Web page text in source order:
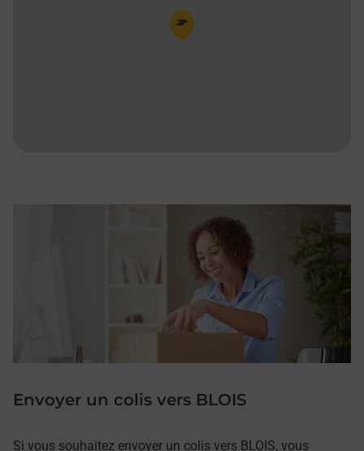
Pin de la carte
Envoyer un colis vers BLOIS
Si vous souhaitez envoyer un colis vers BLOIS, vous